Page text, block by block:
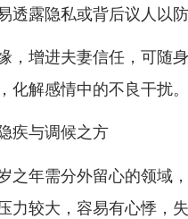
露隐私或背后议人以防
，增进夫妻信任，可随
解感情中的不良干扰。
疾与调候之方
之年需分外留心的领域
力较大，容易有心悸，